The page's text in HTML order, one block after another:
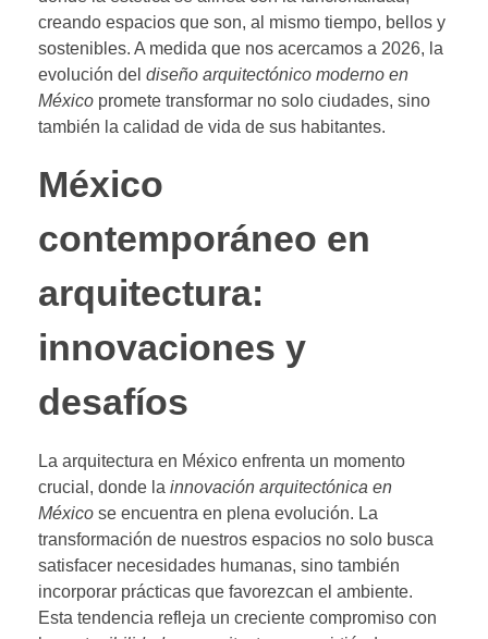
creando espacios que son, al mismo tiempo, bellos y
sostenibles. A medida que nos acercamos a 2026, la
evolución del diseño arquitectónico moderno en
México promete transformar no solo ciudades, sino
también la calidad de vida de sus habitantes.
México
contemporáneo en
arquitectura:
innovaciones y
desafíos
La arquitectura en México enfrenta un momento
crucial, donde la innovación arquitectónica en
México se encuentra en plena evolución. La
transformación de nuestros espacios no solo busca
satisfacer necesidades humanas, sino también
incorporar prácticas que favorezcan el ambiente.
Esta tendencia refleja un creciente compromiso con